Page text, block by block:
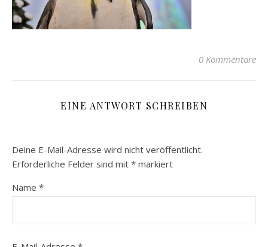
0 Kommentare
EINE ANTWORT SCHREIBEN
Deine E-Mail-Adresse wird nicht veröffentlicht.
Erforderliche Felder sind mit * markiert
Name *